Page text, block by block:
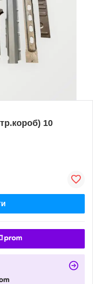
10